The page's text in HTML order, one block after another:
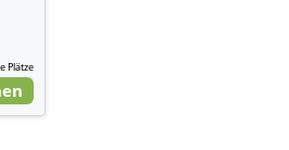
Plätze